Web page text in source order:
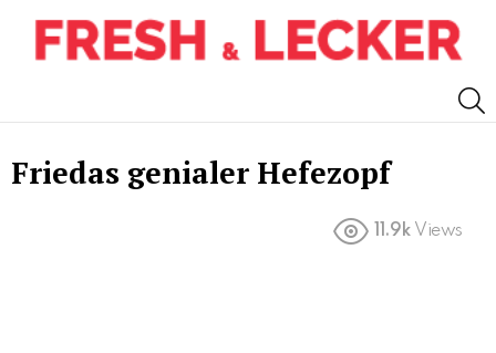
Friedas genialer Hefezopf
11.9k Views